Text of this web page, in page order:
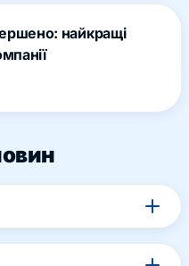
найкращі